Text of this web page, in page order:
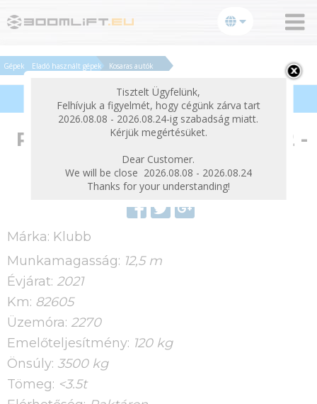
bezárás
Tisztelt Ügyfelünk,
Felhívjuk a figyelmét, hogy cégünk zárva tart
2026.08.08 - 2026.08.24-ig szabadság miatt.
Kérjük megértésüket.
Dear Customer.
We will be close 2026.08.08 - 2026.08.24
Thanks for your understanding!
Gépek Eladó használt gépek Kosaras autók
Termékek szűrése
Renault Master Klubb KL32 -
12,5 m, 120 kg
Márka: Klubb
Munkamagasság: 12,5 m
Évjárat: 2021
Km: 82605
Üzemóra: 2270
Emelőteljesítmény: 120 kg
Önsúly: 3500 kg
Tömeg: <3.5t